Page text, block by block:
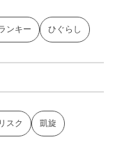
ンキー ひぐらし
スク 凱旋